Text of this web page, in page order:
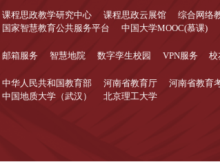
课程思政教学研究中心 课程思政云展馆
综合网络
国家智慧教育公共服务平台
中国大学MOOC(慕课)
邮箱服务 智慧地院 数字孪生校园 VPN服务 校
中华人民共和国教育部 河南省教育厅
河南省教育
中国地质大学（武汉）
北京理工大学